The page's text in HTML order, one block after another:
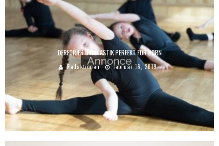
DERFOR ER GYMNASTIK PERFEKT FOR BØRN
Redaktionen februar 16, 2019